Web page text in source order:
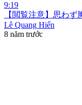
9:19
【閲覧注意】思わ
Lê Quang Hiến
8 năm trước